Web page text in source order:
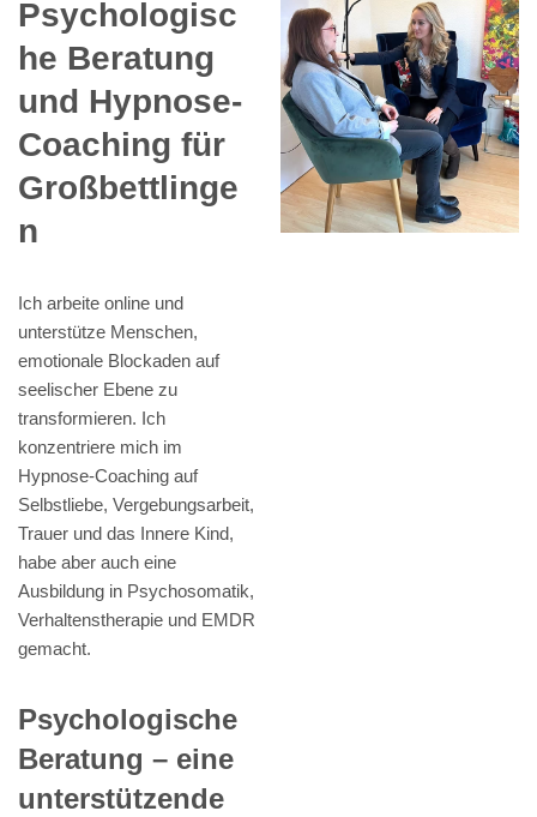
Psychologisc
he Beratung
und Hypnose-
Coaching für
Großbettlinge
n
Ich arbeite online und
unterstütze Menschen,
emotionale Blockaden auf
seelischer Ebene zu
transformieren. Ich
konzentriere mich im
Hypnose-Coaching auf
Selbstliebe, Vergebungsarbeit,
Trauer und das Innere Kind,
habe aber auch eine
Ausbildung in Psychosomatik,
Verhaltenstherapie und EMDR
gemacht.
Psychologische
Beratung – eine
unterstützende